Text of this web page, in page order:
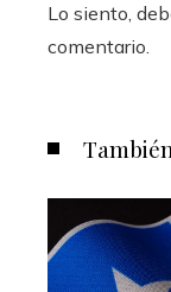
Lo siento,
comentario.